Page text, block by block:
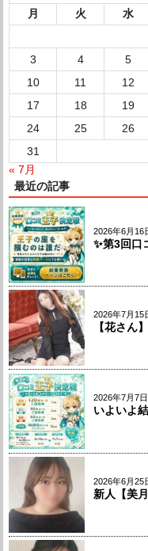
月
火 水
3
4 5
10
11 12
17
18 19
24
25 26
31
« 7月
最近の記事
2026年6月16
✨第3回口
2026年7月15
【花さん
2026年7月7日
いよいよ
2026年6月25
新人【美